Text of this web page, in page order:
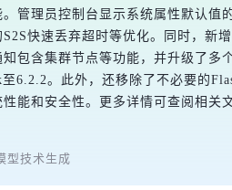
管理员控制台显示系统属性默认值
快速丢弃超时等优化。同时，新
包含集群节点等功能，并升级了多
至6.2.2。此外，还移除了不必要的
能和安全性。更多详情可查阅相关
型技术生成